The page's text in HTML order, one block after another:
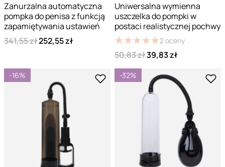
Zanurzalna automatyczna
pompka do penisa z funkcją
zapamiętywania ustawień
341,55 zł252,55 zł
Uniwersalna wymienna
uszczelka do pompki w
postaci realistycznej pochwy
★★★★★
★★★★★2 oceny
50,83 zł39,83 zł
-16% -32%